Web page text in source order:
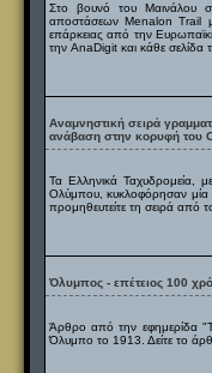
Στο βουνό του Μαινάλου
αποστάσεων Menalon Trail
επάρκειας από την
την AnaDigit και κάθε σελίδα
Αναμνηστική σειρά
ανάβαση στην κορυφή του
Τα Ελληνικά
Ολύμπου, κυκλοφόρησαν μία
προμηθευτείτε τη σειρά από
Όλυμπος - επέτειος 100
Άρθρο από την εφημερίδα
Όλυμπο το 1913. Δείτε το